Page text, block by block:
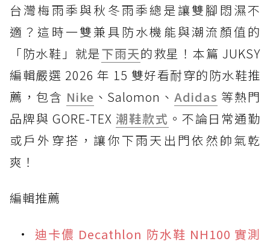
台灣梅雨季與秋冬雨季總是讓雙腳悶濕不
適？這時一雙兼具防水機能與潮流顏值的
「防水鞋」就是下雨天的救星！本篇 JUKSY
編輯嚴選 2026 年 15 雙好看耐穿的防水鞋推
薦，包含 Nike 、Salomon、Adidas 等熱門
品牌與 GORE-TEX 潮鞋款式 。不論日常通勤
或戶外穿搭，讓你下雨天出門依然帥氣乾
爽！
編輯推薦
迪卡儂 Decathlon 防水鞋 NH100 實測